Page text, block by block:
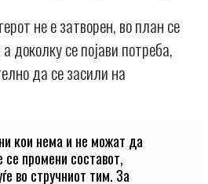
не е затворен, во план се
доколку се појави потреба,
да се засили на
кои нема и не можат да
промени составот,
во стручниот тим. За